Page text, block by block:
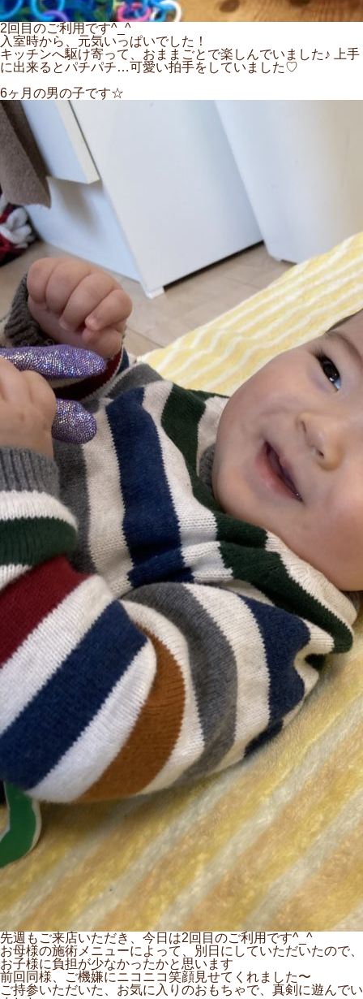
2回目のご利用です^_^
入室時から、元気いっぱいでした！
キッチンへ駆け寄って、おままごとで楽しんでいました♪ 上手
に出来るとパチパチ…可愛い拍手をしていました♡
6ヶ月の男の子です☆
先週もご来店いただき、今日は2回目のご利用です^_^
お母様の施術メニューによって、別日にしていただいたので、
お子様に負担が少なかったかと思います
前回同様、ご機嫌にニコニコ笑顔見せてくれました〜
ご持参いただいた、お気に入りのおもちゃで、真剣に遊んでい